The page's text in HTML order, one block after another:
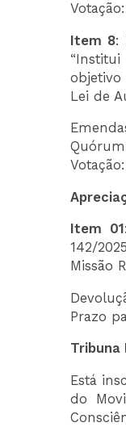
Item 8:
Lei de
Item 01
142/
Missão
Prazo
Tribuna
Está
do